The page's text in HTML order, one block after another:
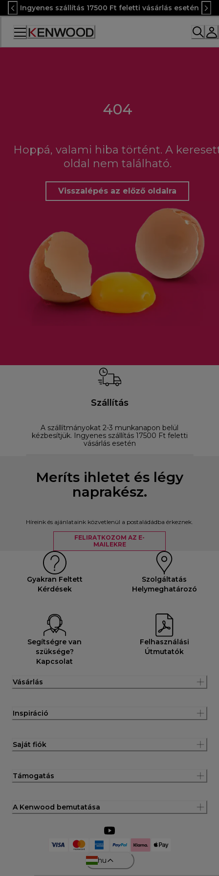
Skip
to
Content
Ingyenes szállítás 17500 Ft feletti vásárlás esetén
Accessibility
Statement
404
Hoppá, valami hiba történt. A
oldal nem található.
Visszalépés az előző oldalra
Szállítás
A szállítmányokat 2-3 munkanapon belül
kézbesítjük. Ingyenes szállítás 17500 Ft feletti
vásárlás esetén
Meríts ihletet és légy
naprakész.
Híreink és ajánlataink közvetlenül a postaládádba érkeznek.
FELIRATKOZOM AZ E-
MAILEKRE
Gyakran Feltett
Kérdések
Szolgáltatás
Helymeghatározó
Segítségre van
szüksége?
Kapcsolat
Felhasználási
Útmutatók
Vásárlás
Inspiráció
Saját fiók
Támogatás
A Kenwood bemutatása
hu